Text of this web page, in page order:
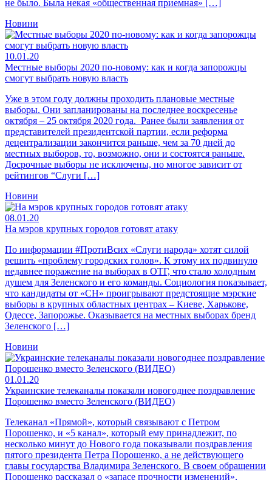
не было. Была некая «общественная приемная» […]
Новини
10.01.20
Местные выборы 2020 по-новому: как и когда запорожцы
смогут выбрать новую власть
Уже в этом году должны проходить плановые местные
выборы. Они запланированы на последнее воскресенье
октября – 25 октября 2020 года. Ранее были заявления от
представителей президентской партии, если реформа
децентрализации закончится раньше, чем за 70 дней до
местных выборов, то, возможно, они и состоятся раньше.
Досрочные выборы не исключены, но многое зависит от
рейтингов “Слуги […]
Новини
08.01.20
На мэров крупных городов готовят атаку
По информации #ПротиВсих «Слуги народа» хотят силой
решить «проблему городских голов». К этому их подвинуло
недавнее поражение на выборах в ОТГ, что стало холодным
душем для Зеленского и его команды. Социология показывает,
что кандидаты от «СН» проигрывают предстоящие мэрские
выборы в крупных областных центрах – Киеве, Харькове,
Одессе, Запорожье. Оказывается на местных выборах бренд
Зеленского […]
Новини
01.01.20
Украинские телеканалы показали новогоднее поздравление
Порошенко вместо Зеленского (ВИДЕО)
Телеканал «Прямой», который связывают с Петром
Порошенко, и «5 канал», который ему принадлежит, по
несколько минут до Нового года показывали поздравления
пятого президента Петра Порошенко, а не действующего
главы государства Владимира Зеленского. В своем обращении
Порошенко рассказал о «запасе прочности изменений»,